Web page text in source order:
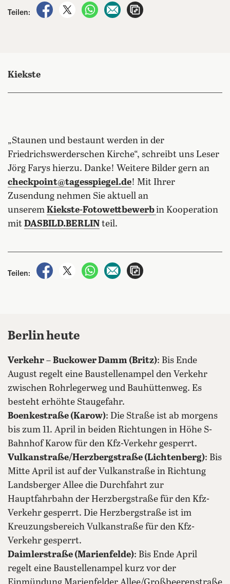
Teilen:
auf Facebook teilen
auf X teilenper WhatsApp teilen
per E-Mail teilen
Kiekste
„Staunen und bestaunt werden in der
Friedrichswerderschen Kirche“, schreibt uns Leser
Jörg Farys hierzu. Danke! Weitere Bilder gern an
checkpoint@tagesspiegel.de! Mit Ihrer
Zusendung nehmen Sie aktuell an
unserem Kiekste-Fotowettbewerbin Kooperation
mit DASBILD.BERLIN teil.
Teilen:
auf Facebook teilen
auf X teilenper WhatsApp teilen
per E-Mail teilen
Berlin heute
Verkehr – Buckower Damm (Britz): Bis Ende
August regelt eine Baustellenampel den Verkehr
zwischen Rohrlegerweg und Bauhüttenweg. Es
besteht erhöhte Staugefahr.
Boenkestraße (Karow): Die Straße ist ab morgens
bis zum 11. April in beiden Richtungen in Höhe S-
Bahnhof Karow für den Kfz-Verkehr gesperrt.
Vulkanstraße/Herzbergstraße (Lichtenberg): Bis
Mitte April ist auf der Vulkanstraße in Richtung
Landsberger Allee die Durchfahrt zur
Hauptfahrbahn der Herzbergstraße für den Kfz-
Verkehr gesperrt. Die Herzbergstraße ist im
Kreuzungsbereich Vulkanstraße für den Kfz-
Verkehr gesperrt.
Daimlerstraße (Marienfelde): Bis Ende April
regelt eine Baustellenampel kurz vor der